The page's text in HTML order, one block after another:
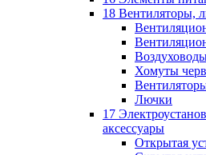
18 Вентиляторы,
Хомуты
Лючки
17
аксессуары
Открытая